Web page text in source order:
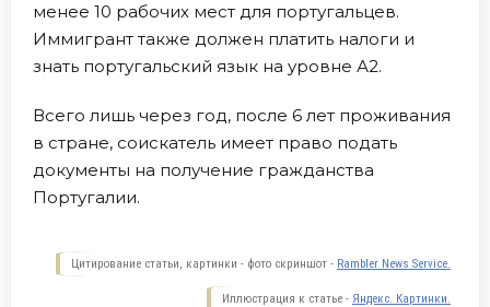
менее 10 рабочих мест для португальцев.
Иммигрант также должен платить налоги и
знать португальский язык на уровне А2.
Всего лишь через год, после 6 лет проживания
в стране, соискатель имеет право подать
документы на получение гражданства
Португалии.
Цитирование статьи, картинки - фото скриншот - Rambler News Service.
Иллюстрация к статье - Яндекс. Картинки.